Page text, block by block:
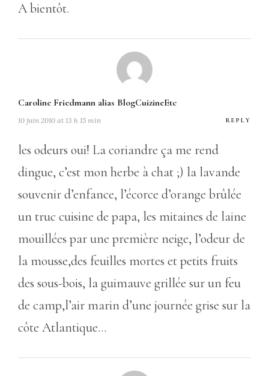
A bientôt.
Caroline Friedmann alias BlogCuizineEtc
10 juin 2010 at 13 h 15 min REPLY
les odeurs oui! La coriandre ça me rend
dingue, c’est mon herbe à chat ;) la lavande
souvenir d’enfance, l’écorce d’orange brûlée
un truc cuisine de papa, les mitaines de laine
mouillées par une première neige, l’odeur de
la mousse,des feuilles mortes et petits fruits
des sous-bois, la guimauve grillée sur un feu
de camp,l’air marin d’une journée grise sur la
côte Atlantique…